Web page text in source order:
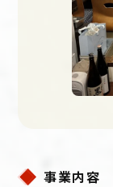
事業内容